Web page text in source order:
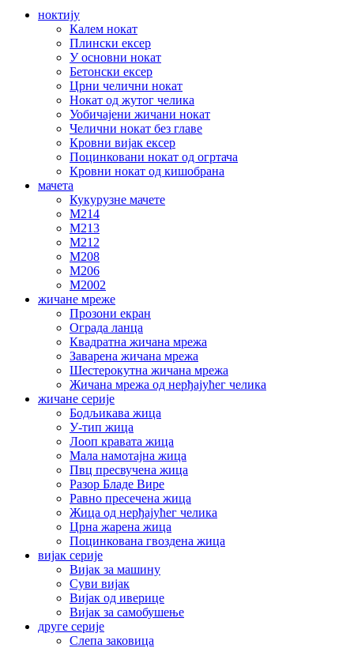
ноктију
Калем нокат
Плински ексер
У основни нокат
Бетонски ексер
Црни челични нокат
Нокат од жутог челика
Уобичајени жичани нокат
Челични нокат без главе
Кровни вијак ексер
Поцинковани нокат од огртача
Кровни нокат од кишобрана
мачета
Кукурузне мачете
М214
М213
М212
М208
М206
М2002
жичане мреже
Прозони екран
Ограда ланца
Квадратна жичана мрежа
Заварена жичана мрежа
Шестерокутна жичана мрежа
Жичана мрежа од нерђајућег челика
жичане серије
Бодљикава жица
У-тип жица
Лооп кравата жица
Мала намотајна жица
Пвц пресвучена жица
Разор Бладе Вире
Равно пресечена жица
Жица од нерђајућег челика
Црна жарена жица
Поцинкована гвоздена жица
вијак серије
Вијак за машину
Суви вијак
Вијак од иверице
Вијак за самобушење
друге серије
Слепа заковица